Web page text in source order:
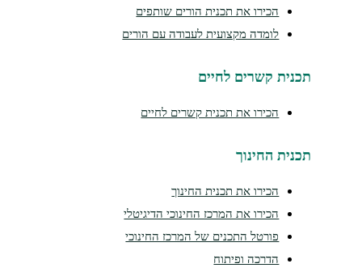
הכירו את תכנית הורים שותפים
לומדה מקצועית לעבודה עם הורים
קשרים לחיים
הכירו את תכנית קשרים לחיים
החינוך
הכירו את תכנית החינוך
הכירו את המרכז החינוכי הדיגיטלי
פורטל התכנים של המרכז החינוכי
הדרכה ופיתוח